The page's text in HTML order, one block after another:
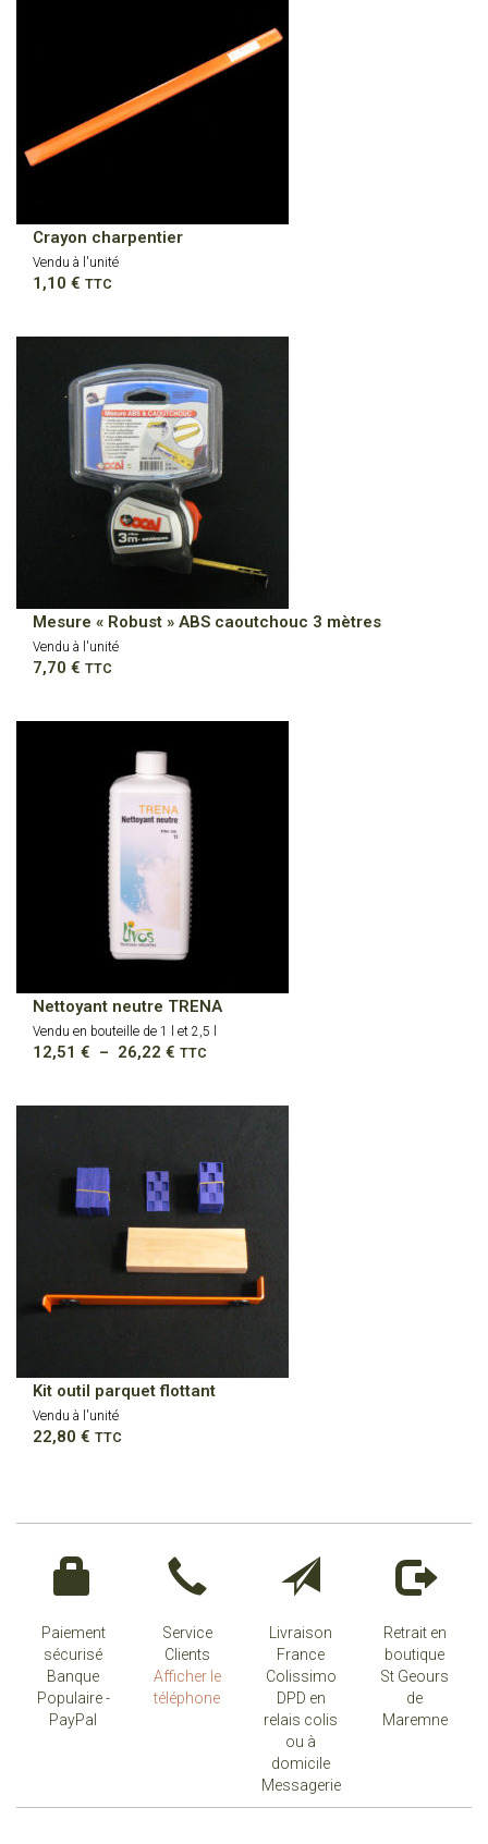
Crayon charpentier
Vendu à l'unité
1,10 € TTC
Mesure « Robust » ABS caoutchouc 3 mètres
Vendu à l'unité
7,70 € TTC
Nettoyant neutre TRENA
Vendu en bouteille de 1 l et 2,5 l
12,51 € – 26,22 € Plage
12,51 €
TTC
Kit outil parquet flottant
Vendu à l'unité
22,80 € TTC
Paiement
sécurisé
Banque
Populaire -
PayPal
Service
Clients
Afficher le
téléphone
Livraison
France
Colissimo
DPD en
relais colis
ou à
domicile
Messagerie
Retrait en
boutique
St Geours
de
Maremne